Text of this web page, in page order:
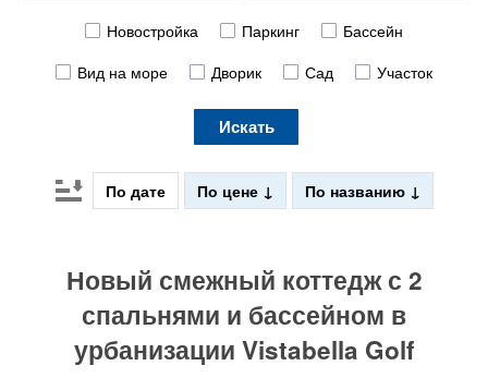
Новостройка Паркинг
Бассейн
Вид на море
Дворик Сад Участок
Искать
По дате По цене По названию
Новый смежный коттедж с 2
спальнями и бассейном в
урбанизации Vistabella Golf